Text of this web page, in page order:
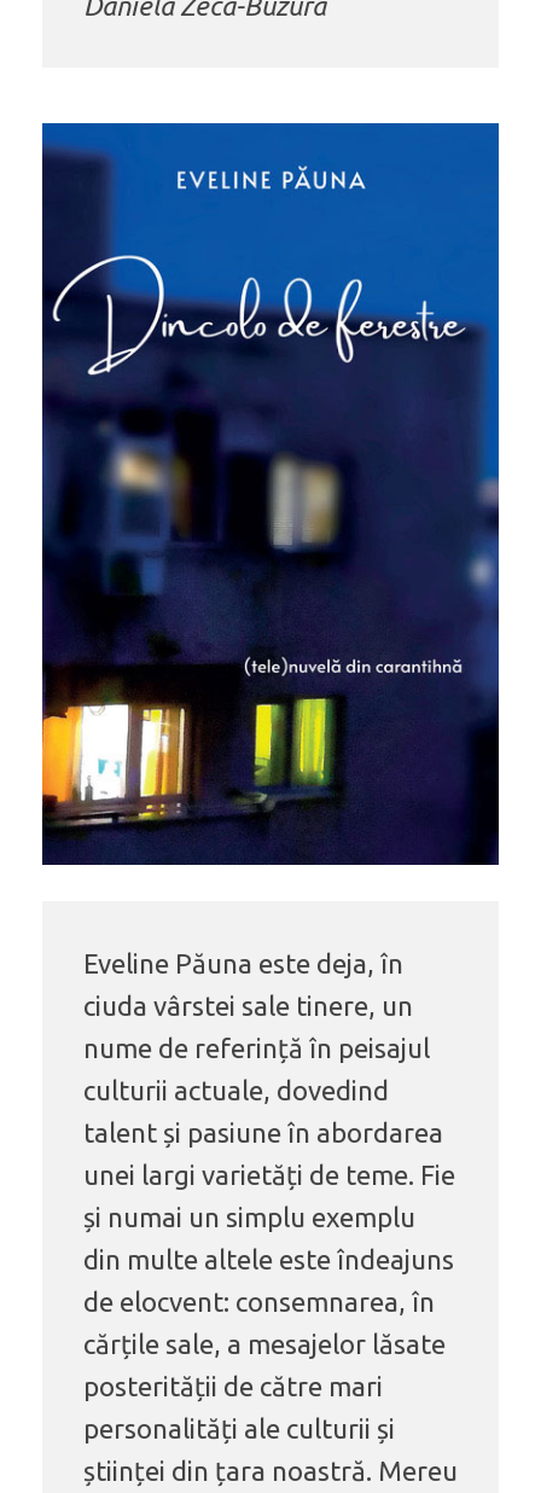
Eveline Păuna este deja, în
ciuda vârstei sale tinere, un
nume de referință în peisajul
culturii actuale, dovedind
talent și pasiune în abordarea
unei largi varietăți de teme. Fie
și numai un simplu exemplu
din multe altele este îndeajuns
de elocvent: consemnarea, în
cărțile sale, a mesajelor lăsate
posterității de către mari
personalități ale culturii și
științei din țara noastră. Mereu